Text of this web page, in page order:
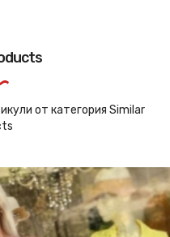
от категория Similar